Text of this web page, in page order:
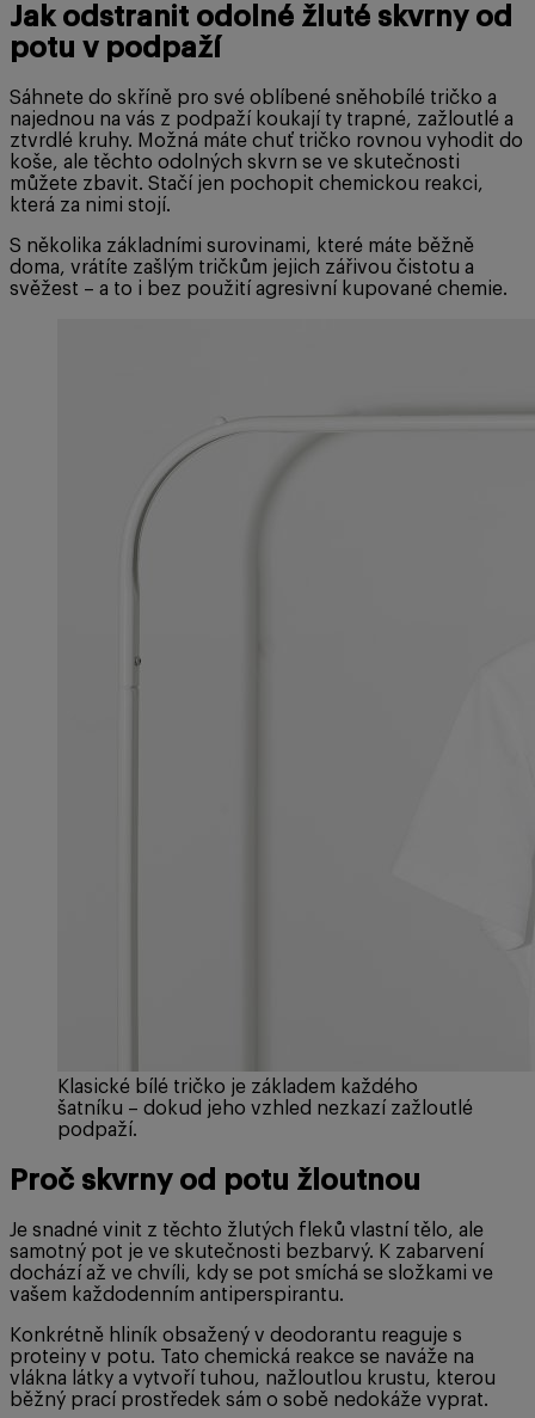
Jak odstranit odolné žluté skvrny od
potu v podpaží
Sáhnete do skříně pro své oblíbené sněhobílé tričko a
najednou na vás z podpaží koukají ty trapné, zažloutlé a
ztvrdlé kruhy. Možná máte chuť tričko rovnou vyhodit do
koše, ale těchto odolných skvrn se ve skutečnosti
můžete zbavit. Stačí jen pochopit chemickou reakci,
která za nimi stojí.
S několika základními surovinami, které máte běžně
doma, vrátíte zašlým tričkům jejich zářivou čistotu a
svěžest – a to i bez použití agresivní kupované chemie.
Klasické bílé tričko je základem každého
šatníku – dokud jeho vzhled nezkazí zažloutlé
podpaží.
Proč skvrny od potu žloutnou
Je snadné vinit z těchto žlutých fleků vlastní tělo, ale
samotný pot je ve skutečnosti bezbarvý. K zabarvení
dochází až ve chvíli, kdy se pot smíchá se složkami ve
vašem každodenním antiperspirantu.
Konkrétně hliník obsažený v deodorantu reaguje s
proteiny v potu. Tato chemická reakce se naváže na
vlákna látky a vytvoří tuhou, nažloutlou krustu, kterou
běžný prací prostředek sám o sobě nedokáže vyprat.